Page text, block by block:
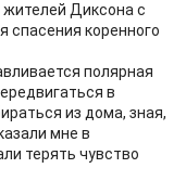
жителей Диксона с
спасения коренного
полярная
в
из дома, зная,
мне в
терять чувство